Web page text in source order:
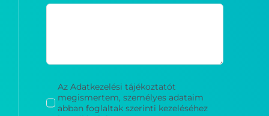
Üzenet
Az Adatkezelési tájékoztatót
megismertem, személyes adataim